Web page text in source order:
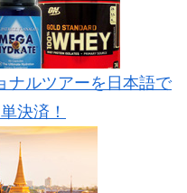
ナルツアーを日本語で
決済！